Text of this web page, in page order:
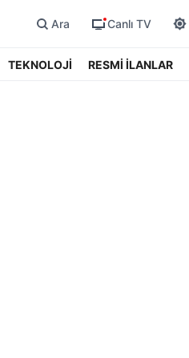
Ara Canlı TV
TEKNOLOJİ RESMİ İLANLAR